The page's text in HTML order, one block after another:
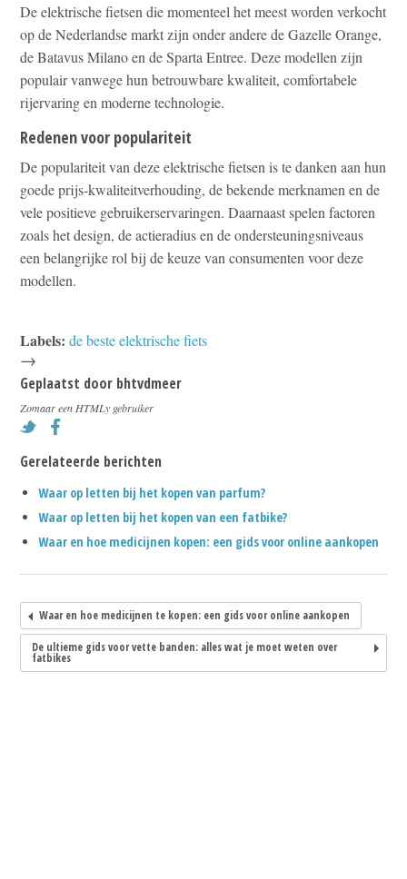
De elektrische fietsen die momenteel het meest worden verkocht
op de Nederlandse markt zijn onder andere de Gazelle Orange,
de Batavus Milano en de Sparta Entree. Deze modellen zijn
populair vanwege hun betrouwbare kwaliteit, comfortabele
rijervaring en moderne technologie.
Redenen voor populariteit
De populariteit van deze elektrische fietsen is te danken aan hun
goede prijs-kwaliteitverhouding, de bekende merknamen en de
vele positieve gebruikerservaringen. Daarnaast spelen factoren
zoals het design, de actieradius en de ondersteuningsniveaus
een belangrijke rol bij de keuze van consumenten voor deze
modellen.
Labels: de beste elektrische fiets
→
Geplaatst door bhtvdmeer
Zomaar een HTMLy gebruiker
Gerelateerde berichten
Waar op letten bij het kopen van parfum?
Waar op letten bij het kopen van een fatbike?
Waar en hoe medicijnen kopen: een gids voor online aankopen
Waar en hoe medicijnen te kopen: een gids voor online aankopen
De ultieme gids voor vette banden: alles wat je moet weten over
fatbikes